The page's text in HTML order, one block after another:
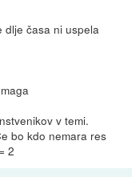
dlje časa ni uspela
v temi.
bo kdo nemara res
2